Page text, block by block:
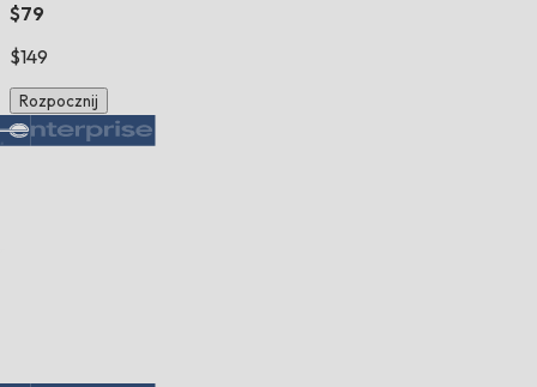
$79
$149
Rozpocznij